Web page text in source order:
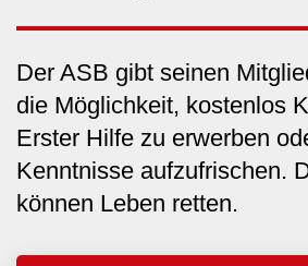
Der ASB gibt seinen
die Möglichkeit, kostenlos
Erster Hilfe zu erwerben
Kenntnisse aufzufrischen.
können Leben retten.